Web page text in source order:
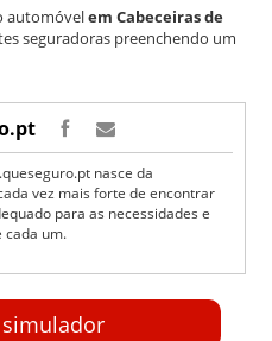
automóvelem Cabeceiras de
seguradoras preenchendo um
nasce da
vez mais forte de encontrar
para as necessidades e
cada um.